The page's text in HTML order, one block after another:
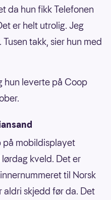
da hun fikk Telefonen
er helt utrolig. Jeg
takk, sier hun med
hun leverte på Coop
på mobildisplayet
kveld. Det er
til Norsk
aldri skjedd før da. Det